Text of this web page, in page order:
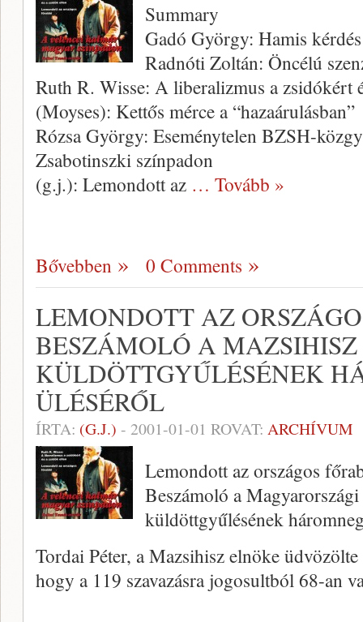
Summary
Gadó György: Hamis kérdés
Radnóti Zoltán: Öncélú
Ruth R. Wisse: A liberalizmus a zsidókért
(Moyses): Kettős mérce a “hazaárulásban”
Rózsa György: Eseménytelen BZSH-
Zsabotinszki színpadon
(g.j.): Lemondott az … Tovább »
Bővebben 0 Comments
LEMONDOTT AZ
BESZÁMOLÓ A MAZSIHISZ
KÜLDÖTTGYŰLÉSÉNEK
ÜLÉSÉRŐL
ÍRTA: (G.J.) - 2001-01-01 ROVAT: ARCHÍVUM
Lemondott az országos
Beszámoló a
küldöttgyűlésének
Tordai Péter, a Mazsihisz elnöke
hogy a 119 szavazásra jogosultból 68-an